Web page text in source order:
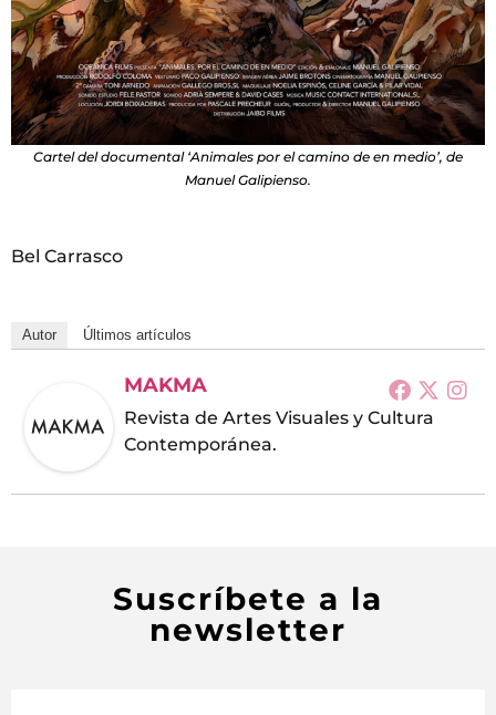
Cartel del documental ‘Animales por el camino de en medio’, de
Manuel Galipienso.
Bel Carrasco
Autor Últimos artículos
MAKMA
Revista de Artes Visuales y Cultura
Contemporánea.
Suscríbete a la
newsletter